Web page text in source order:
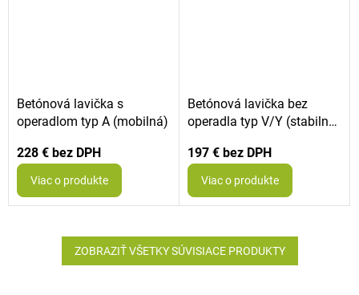
Betónová lavička s
operadlom typ A (mobilná)
228 €
Viac o produkte
Betónová lavička bez
operadla typ V/Y (stabilná
197 €
Viac o produkte
ZOBRAZIŤ VŠETKY SÚVISIACE PRODUKTY